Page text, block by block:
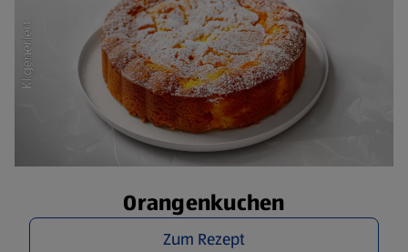
Orangenkuchen
Zum Rezept